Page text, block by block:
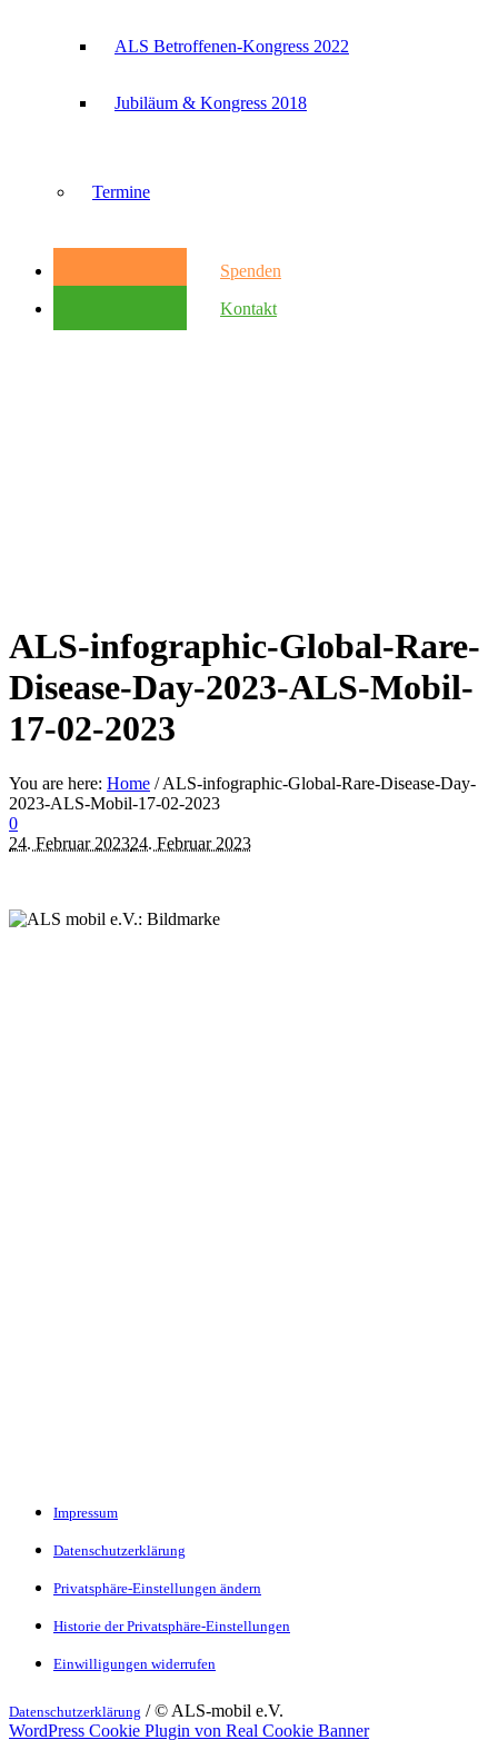
ALS Betroffenen-Kongress 2022
Jubiläum & Kongress 2018
Termine
Spenden
Kontakt
ALS-infographic-Global-Rare-
Disease-Day-2023-ALS-Mobil-
17-02-2023
You are here: Home /ALS-infographic-Global-Rare-Disease-Day-
2023-ALS-Mobil-17-02-2023
0
24. Februar 202324. Februar 2023
Impressum
Datenschutzerklärung
Privatsphäre-Einstellungen ändern
Historie der Privatsphäre-Einstellungen
Einwilligungen widerrufen
Datenschutzerklärung / © ALS-mobil e.V.
WordPress Cookie Plugin von Real Cookie Banner